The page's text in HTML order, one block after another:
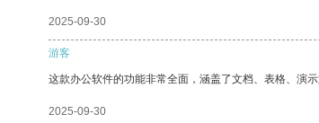
2025-09-30
游客
这款办公软件的功能非常全面，涵盖了文档、表格、演
2025-09-30